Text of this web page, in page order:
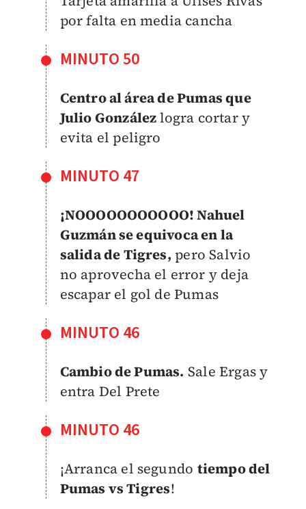
por falta en media cancha
MINUTO 50
Centro al área de Pumas que
Julio Gonzálezlogra cortar y
evita el peligro
MINUTO 47
¡NOOOOOOOOOOO! Nahuel
Guzmán se equivoca en la
salida de Tigres, pero Salvio
no aprovecha el error y deja
escapar el gol de Pumas
MINUTO 46
Cambio de Pumas. Sale Ergas y
entra Del Prete
MINUTO 46
¡Arranca el segundo tiempo del
Pumas vs Tigres!